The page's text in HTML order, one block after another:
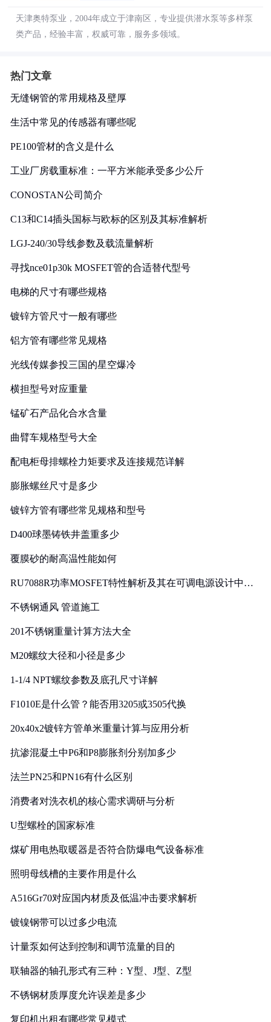
天津奥特泵业，2004年成立于津南区，专业提供潜水泵等多样泵
类产品，经验丰富，权威可靠，服务多领域。
热门文章
无缝钢管的常用规格及壁厚
生活中常见的传感器有哪些呢
PE100管材的含义是什么
工业厂房载重标准：一平方米能承受多少公斤
CONOSTAN公司简介
C13和C14插头国标与欧标的区别及其标准解析
LGJ-240/30导线参数及载流量解析
寻找nce01p30k MOSFET管的合适替代型号
电梯的尺寸有哪些规格
镀锌方管尺寸一般有哪些
铝方管有哪些常见规格
光线传媒参投三国的星空爆冷
横担型号对应重量
锰矿石产品化合水含量
曲臂车规格型号大全
配电柜母排螺栓力矩要求及连接规范详解
膨胀螺丝尺寸是多少
镀锌方管有哪些常见规格和型号
D400球墨铸铁井盖重多少
覆膜砂的耐高温性能如何
RU7088R功率MOSFET特性解析及其在可调电源设计中的
不锈钢通风 管道施工
201不锈钢重量计算方法大全
M20螺纹大径和小径是多少
1-1/4 NPT螺纹参数及底孔尺寸详解
F1010E是什么管？能否用3205或3505代换
20x40x2镀锌方管单米重量计算与应用分析
抗渗混凝土中P6和P8膨胀剂分别加多少
法兰PN25和PN16有什么区别
消费者对洗衣机的核心需求调研与分析
U型螺栓的国家标准
煤矿用电热取暖器是否符合防爆电气设备标准
照明母线槽的主要作用是什么
A516Gr70对应国内材质及低温冲击要求解析
镀镍钢带可以过多少电流
计量泵如何达到控制和调节流量的目的
联轴器的轴孔形式有三种：Y型、J型、Z型
不锈钢材质厚度允许误差是多少
复印机出租有哪些常见模式